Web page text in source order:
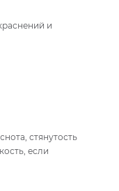
и
стянутость
если